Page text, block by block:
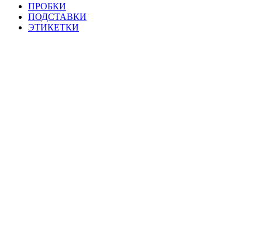
ПРОБКИ
ПОДСТАВКИ
ЭТИКЕТКИ